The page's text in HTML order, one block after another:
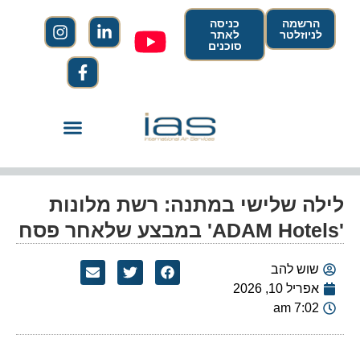
הרשמה
לניוזלטר
כניסה
לאתר
סוכנים
לילה שלישי במתנה: רשת מלונות
'ADAM Hotels' במבצע שלאחר פסח
שוש להב
אפריל 10, 2026
7:02 am